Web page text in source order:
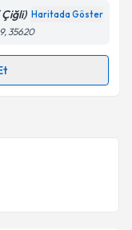
Aydınlatma
Haritada Göster
35620